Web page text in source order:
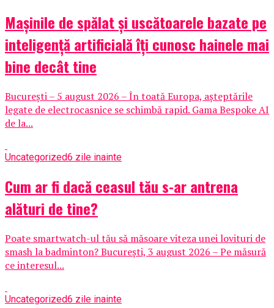
Mașinile de spălat și uscătoarele bazate pe
inteligență artificială îți cunosc hainele mai
bine decât tine
București – 5 august 2026 – În toată Europa, așteptările
legate de electrocasnice se schimbă rapid. Gama Bespoke AI
de la...
Uncategorized6 zile inainte
Cum ar fi dacă ceasul tău s-ar antrena
alături de tine?
Poate smartwatch-ul tău să măsoare viteza unei lovituri de
smash la badminton? București, 3 august 2026 – Pe măsură
ce interesul...
Uncategorized6 zile inainte